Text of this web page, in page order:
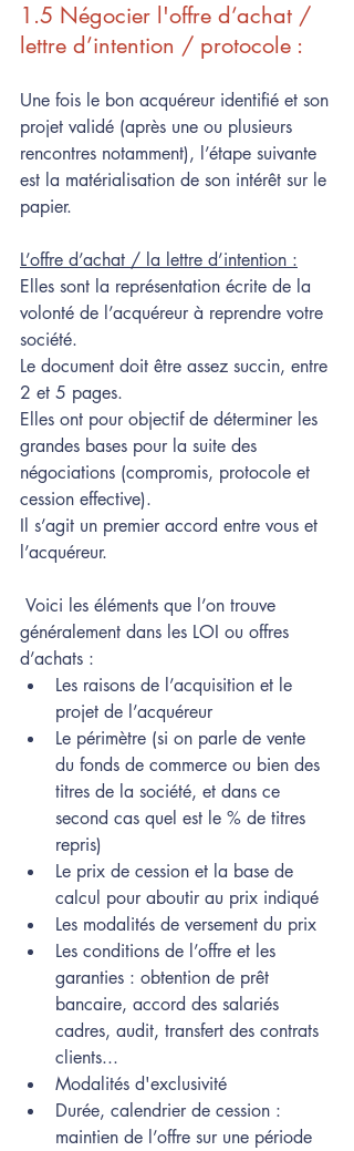
1.5 Négocier l'offre d’achat /
lettre d’intention / protocole :
Une fois le bon acquéreur identifié et son
projet validé (après une ou plusieurs
rencontres notamment), l’étape suivante
est la matérialisation de son intérêt sur le
papier.
L’offre d’achat / la lettre d’intention :
Elles sont la représentation écrite de la
volonté de l’acquéreur à reprendre votre
société.
Le document doit être assez succin, entre
2 et 5 pages.
Elles ont pour objectif de déterminer les
grandes bases pour la suite des
négociations (compromis, protocole et
cession effective).
Il s’agit un premier accord entre vous et
l’acquéreur.
généralement dans les LOI ou offres
d’achats :
Les raisons de l’acquisition et le
projet de l’acquéreur
Le périmètre (si on parle de vente
du fonds de commerce ou bien des
titres de la société, et dans ce
second cas quel est le % de titres
repris)
Le prix de cession et la base de
calcul pour aboutir au prix indiqué
Les modalités de versement du prix
Les conditions de l’offre et les
garanties : obtention de prêt
bancaire, accord des salariés
cadres, audit, transfert des contrats
clients...
Modalités d'exclusivité
Durée, calendrier de cession :
maintien de l’offre sur une période